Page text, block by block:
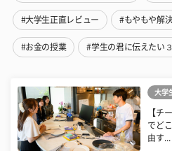
#大学生正直レビュー #もやもや解
#お金の授業 #学生の君に伝えたい
大学
【チ
でど
由す...